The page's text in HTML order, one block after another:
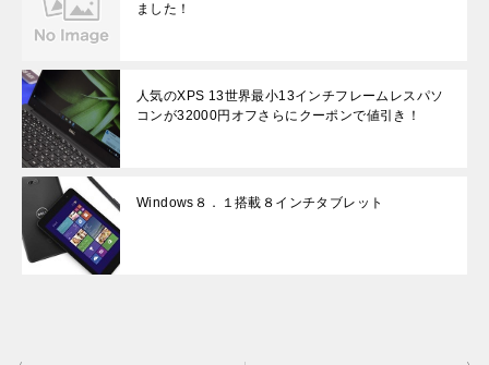
ました！
人気のXPS 13世界最小13インチフレームレスパソ
コンが32000円オフさらにクーポンで値引き！
Windows８．１搭載８インチタブレット